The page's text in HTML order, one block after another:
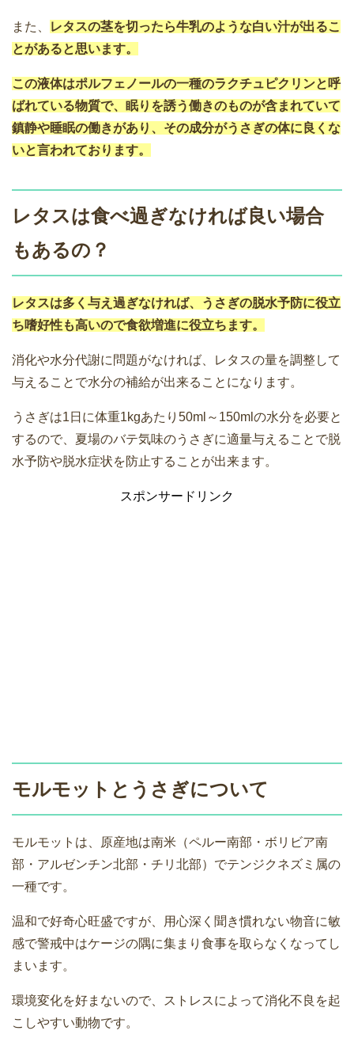
また、
レタスの茎を切ったら牛乳のような白い汁が出るこ
とがあると思います。
この液体はポルフェノールの一種のラクチュピクリンと呼
ばれている物質で、眠りを誘う働きのものが含まれていて
鎮静や睡眠の働きがあり、その成分がうさぎの体に良くな
いと言われております。
レタスは食べ過ぎなければ良い場合
もあるの？
レタスは多く与え過ぎなければ、うさぎの脱水予防に役立
ち嗜好性も高いので食欲増進に役立ちます。
消化や水分代謝に問題がなければ、レタスの量を調整して
与えることで水分の補給が出来ることになります。
うさぎは1日に体重1kgあたり50ml～150mlの水分を必要と
するので、夏場のバテ気味のうさぎに適量与えることで脱
水予防や脱水症状を防止することが出来ます。
スポンサードリンク
モルモットとうさぎについて
モルモットは、原産地は南米（ペルー南部・ボリビア南
部・アルゼンチン北部・チリ北部）でテンジクネズミ属の
一種です。
温和で好奇心旺盛ですが、用心深く聞き慣れない物音に敏
感で警戒中はケージの隅に集まり食事を取らなくなってし
まいます。
環境変化を好まないので、ストレスによって消化不良を起
こしやすい動物です。